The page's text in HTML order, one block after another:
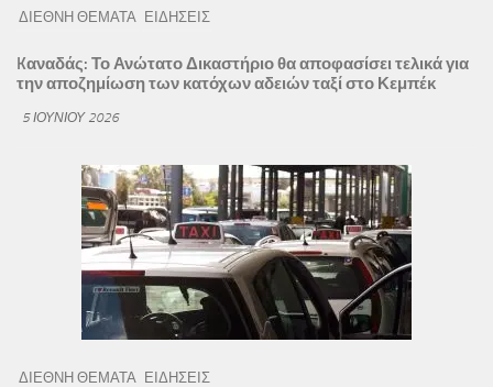
ΔΙΕΘΝΗ ΘΕΜΑΤΑ ΕΙΔΗΣΕΙΣ
Kαναδάς: Το Ανώτατο Δικαστήριο θα αποφασίσει τελικά για
την αποζημίωση των κατόχων αδειών ταξί στο Κεμπέκ
5 ΙΟΥΝΊΟΥ 2026
ΔΙΕΘΝΗ ΘΕΜΑΤΑ ΕΙΔΗΣΕΙΣ